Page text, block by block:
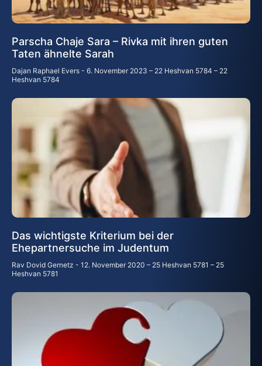
Parscha Chaje Sara – Rivka mit ihren guten
Taten ähnelte Sarah
Dajan Raphael Evers
6. November 2023 – 22 Heshvan 5784 – 22
Heshvan 5784
Das wichtigste Kriterium bei der
Ehepartnersuche im Judentum
Rav Dovid Gernetz
12. November 2020 – 25 Heshvan 5781 – 25
Heshvan 5781